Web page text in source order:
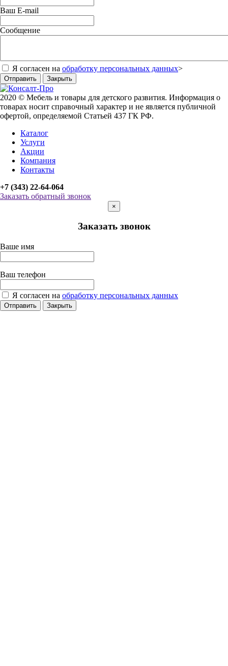
Ваш E-mail
Сообщение
Я согласен на обработку персональных данных>
Отправить Закрыть
2020 © Мебель и товары для детского развития. Информация о
товарах носит справочный характер и не является публичной
офертой, определяемой Статьей 437 ГК РФ.
Каталог
Услуги
Акции
Компания
Контакты
+7 (343) 22-64-064
Заказать обратный звонок
×
Заказать звонок
Ваше имя
Ваш телефон
Я согласен на обработку персональных данных
Отправить Закрыть